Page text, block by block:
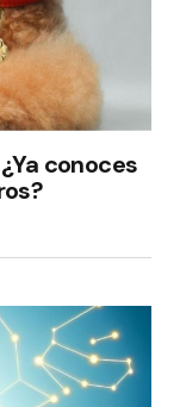
conoces